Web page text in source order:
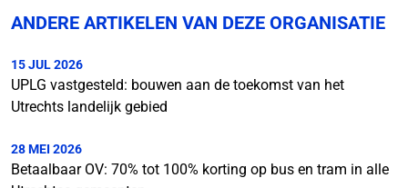
ANDERE ARTIKELEN VAN DEZE ORGANISATIE
15 JUL 2026
UPLG vastgesteld: bouwen aan de toekomst van het
Utrechts landelijk gebied
28 MEI 2026
Betaalbaar OV: 70% tot 100% korting op bus en tram in alle